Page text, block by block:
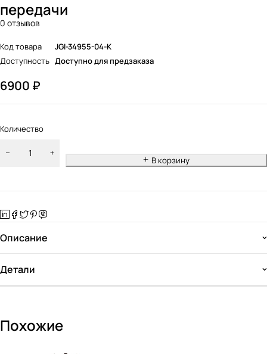
передачи
0 отзывов
Код товара
JGI-34955-04-K
Доступность Доступно для предзаказа
6900 ₽
Количество
В корзину
Описание
Детали
Похожие